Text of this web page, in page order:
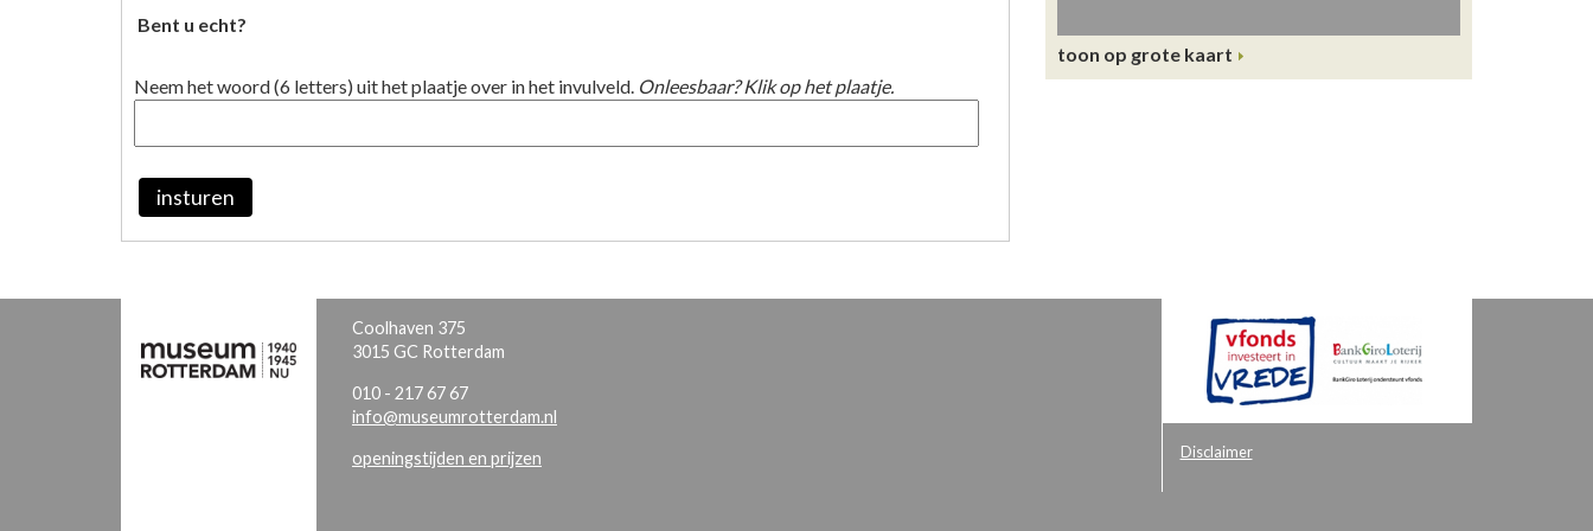
Bent u echt?
Neem het woord (6 letters) uit het plaatje over in het invulveld. Onleesbaar? Klik op het plaatje.
insturen
toon op grote kaart
Coolhaven 375
3015 GC Rotterdam
010 - 217 67 67
info@museumrotterdam.nl
openingstijden en prijzen Disclaimer